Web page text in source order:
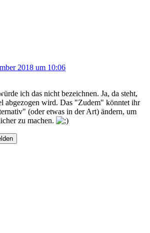
2018 um 10:06
ich das nicht bezeichnen. Ja, da steht,
abgezogen wird. Das "Zudem" könntet ihr
(oder etwas in der Art) ändern, um
zu machen.